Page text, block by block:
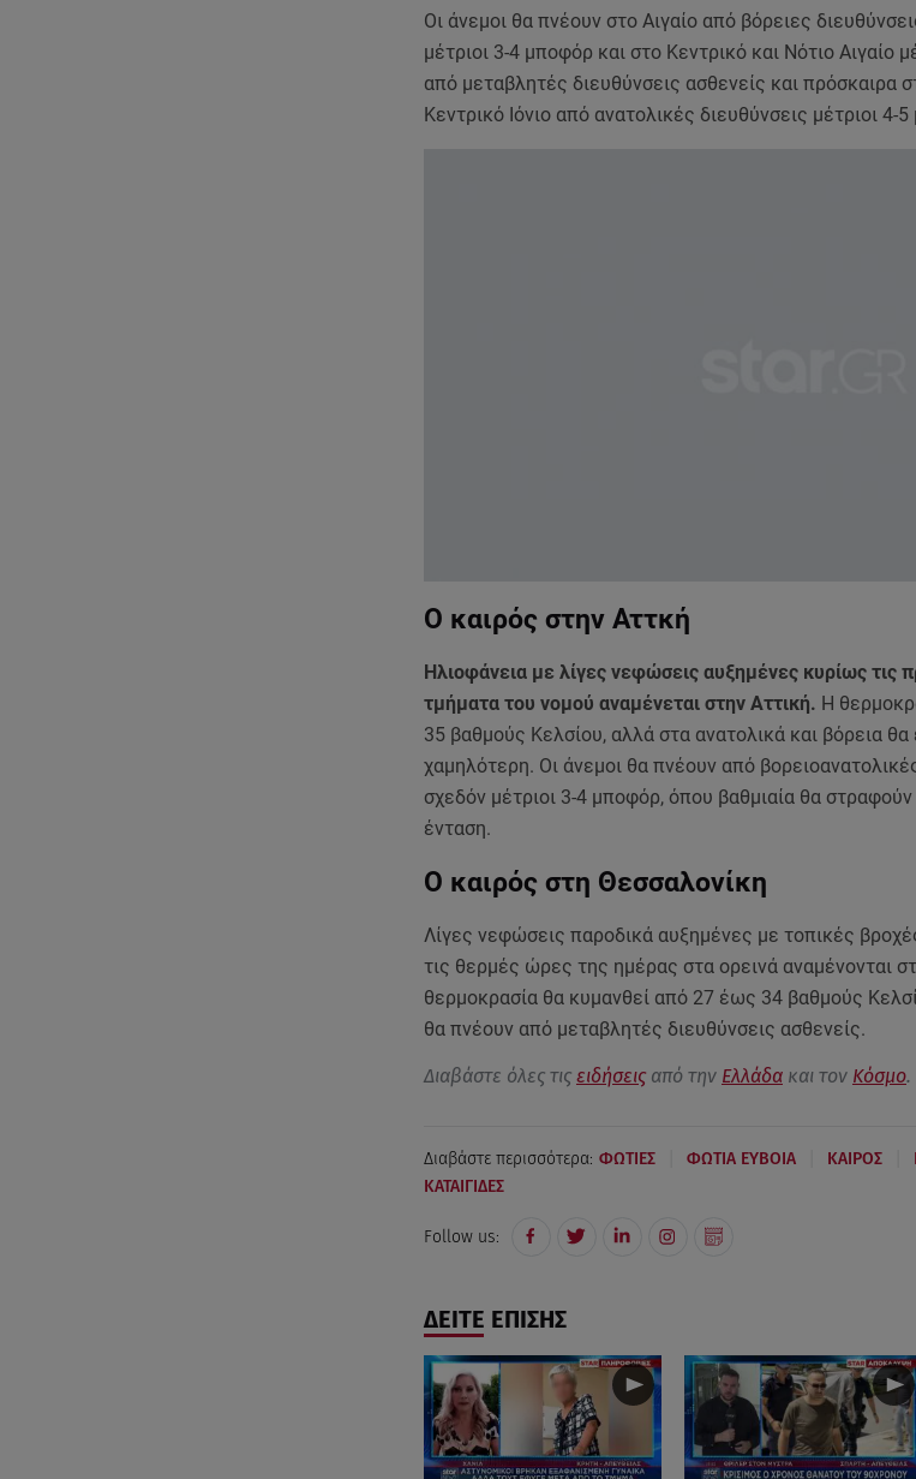
Οι άνεμοι θα πνέουν στο Αιγαίο από βόρειες
μέτριοι 3-4 μποφόρ και στο Κεντρικό και Νότιο Αιγαίο
από μεταβλητές διευθύνσεις ασθενείς και πρόσκαιρα
Κεντρικό Ιόνιο από ανατολικές διευθύνσεις μέτριοι 4-
Ο καιρός στην Αττκή
Ηλιοφάνεια με λίγες νεφώσεις αυξημένες κυρίως τις
τμήματα του νομού αναμένεται στην Αττική. Η
35 βαθμούς Κελσίου, αλλά στα ανατολικά και βόρεια θα
χαμηλότερη. Οι άνεμοι θα πνέουν από
σχεδόν μέτριοι 3-4 μποφόρ, όπου βαθμιαία θα στραφούν
ένταση.
Ο καιρός στη Θεσσαλονίκη
Λίγες νεφώσεις παροδικά αυξημένες με τοπικές
τις θερμές ώρες της ημέρας στα ορεινά αναμένονται
θερμοκρασία θα κυμανθεί από 27 έως 34 βαθμούς
θα πνέουν από μεταβλητές διευθύνσεις ασθενείς.
Διαβάστε όλες τις ειδήσειςαπό την Ελλάδακαι τον Κόσμο.
Διαβάστε περισσότερα: ΦΩΤΙΕΣ ΦΩΤΙΑ ΕΥΒΟΙΑ ΚΑΙΡΟΣ
ΚΑΤΑΙΓΙΔΕΣ
Follow us:
ΔΕΙΤΕ ΕΠΙΣΗΣ